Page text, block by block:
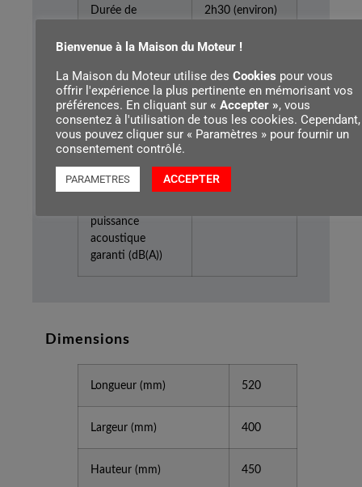
Durée de
2h30 (environ)
Système de
démarrage
Répéter
Niveau sonore au
poste de travail
puissance
acoustique
garanti (dB(A))
Dimensions
Longueur (mm) 520
Largeur (mm) 400
Hauteur (mm) 450
Bienvenue à la Maison du Moteur !
La Maison du Moteur utilise des Cookies pour vous
offrir l'expérience la plus pertinente en mémorisant vos
préférences. En cliquant sur « Accepter », vous
consentez à l'utilisation de tous les cookies. Cependant,
vous pouvez cliquer sur « Paramètres » pour fournir un
consentement contrôlé.
PARAMETRES ACCEPTER